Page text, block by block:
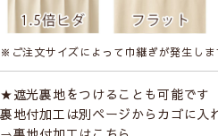
※ご注文サイズによって巾継ぎが発生し
★遮光裏地をつけることも可能です
裏地付加工は別ページからカゴに入